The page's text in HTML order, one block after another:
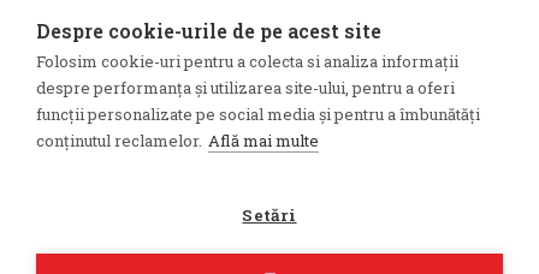
Monitor media
Revista presei fake
Presa rusă independentă
Multimedia
Podcast
Despre cookie-urile de pe acest site
Folosim cookie-uri pentru a colecta si analiza informații
despre performanța și utilizarea site-ului, pentru a oferi
funcții personalizate pe social media și pentru a îmbunătăți
conținutul reclamelor. Află mai multe
Setări